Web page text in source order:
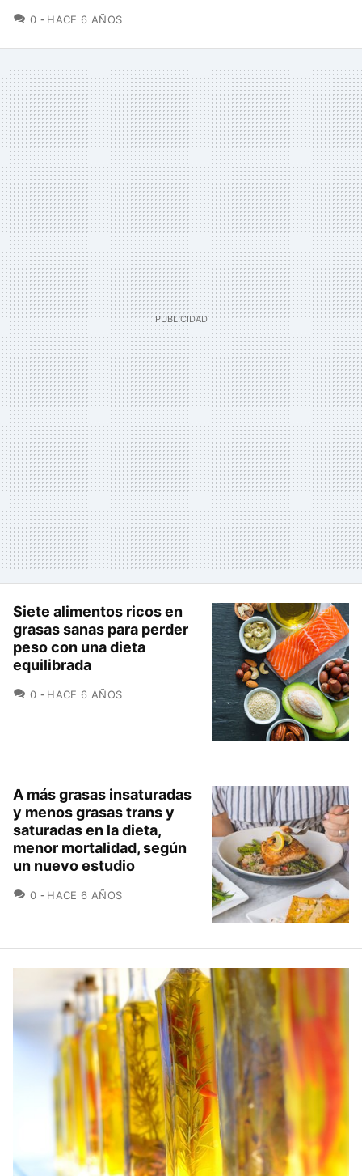
0 COMENTARIOS
HACE 6 AÑOS
Siete alimentos ricos en
grasas sanas para perder
peso con una dieta
equilibrada
0 COMENTARIOS
HACE 6 AÑOS
A más grasas insaturadas
y menos grasas trans y
saturadas en la dieta,
menor mortalidad, según
un nuevo estudio
0 COMENTARIOS
HACE 6 AÑOS